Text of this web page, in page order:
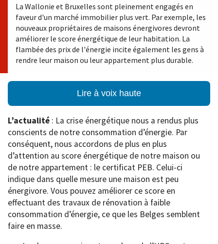
La Wallonie et Bruxelles sont pleinement engagés en
faveur d'un marché immobilier plus vert. Par exemple, les
nouveaux propriétaires de maisons énergivores devront
améliorer le score énergétique de leur habitation. La
flambée des prix de l'énergie incite également les gens à
rendre leur maison ou leur appartement plus durable.
Lire à voix haute
L’actualité : La crise énergétique nous a rendus plus
conscients de notre consommation d’énergie. Par
conséquent, nous accordons de plus en plus
d’attention au score énergétique de notre maison ou
de notre appartement : le certificat PEB. Celui-ci
indique dans quelle mesure une maison est peu
énergivore. Vous pouvez améliorer ce score en
effectuant des travaux de rénovation à faible
consommation d’énergie, ce que les Belges semblent
faire en masse.